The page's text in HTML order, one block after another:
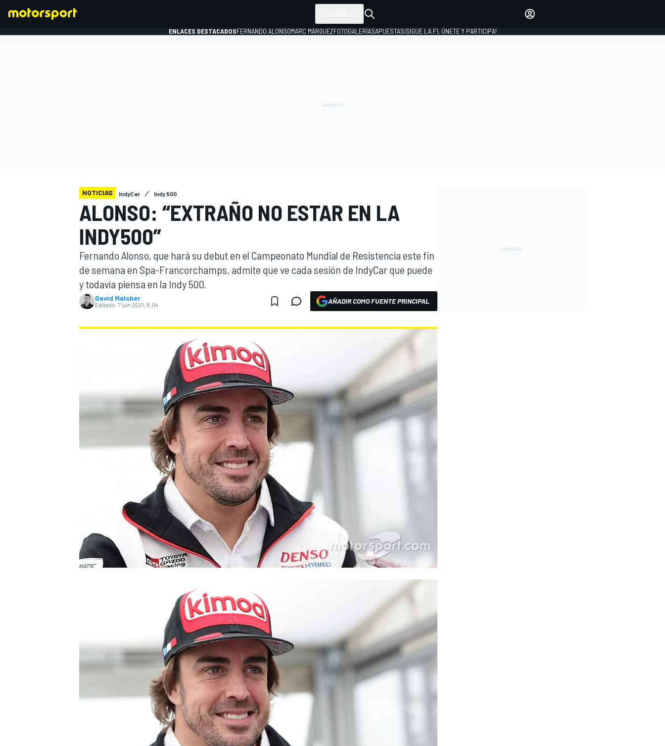
WEC FÓRMULA E
ENLACES DESTACADOSFERNANDO ALONSOMARC MÁRQUEZFOTOGALERÍASAPUESTAS¡SIGUE LA F1, ÚNETE Y PARTICIPA!
NOTICIAS IndyCar Indy 500
ALONSO: “EXTRAÑO NO ESTAR EN LA
INDY500”
Fernando Alonso, que hará su debut en el Campeonato Mundial de Resistencia este fin
de semana en Spa-Francorchamps, admite que ve cada sesión de IndyCar que puede
y todavía piensa en la Indy 500.
David Malsher
Editado: 7 jun 2021, 8:04 AÑADIR COMO FUENTE PRINCIPAL